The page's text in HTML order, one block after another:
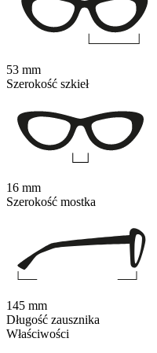
Właściwości
53 mm
Szerokość szkieł
16 mm
Szerokość mostka
145 mm
Długość zausznika